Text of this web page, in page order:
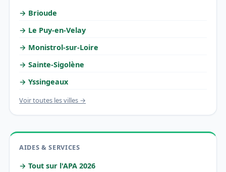
→ Brioude
→ Le Puy-en-Velay
→ Monistrol-sur-Loire
→ Sainte-Sigolène
→ Yssingeaux
Voir toutes les villes →
AIDES & SERVICES
→ Tout sur l'APA 2026